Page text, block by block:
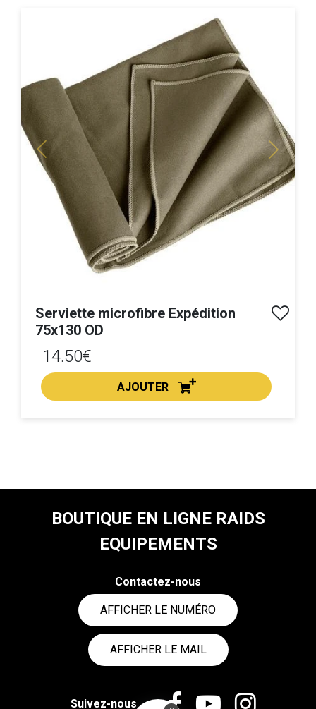
Previous Next
Serviette microfibre Expédition
75x130 OD
14.50€
AJOUTER
BOUTIQUE EN LIGNE RAIDS
EQUIPEMENTS
Contactez-nous
AFFICHER LE NUMÉRO
AFFICHER LE MAIL
Suivez-nous